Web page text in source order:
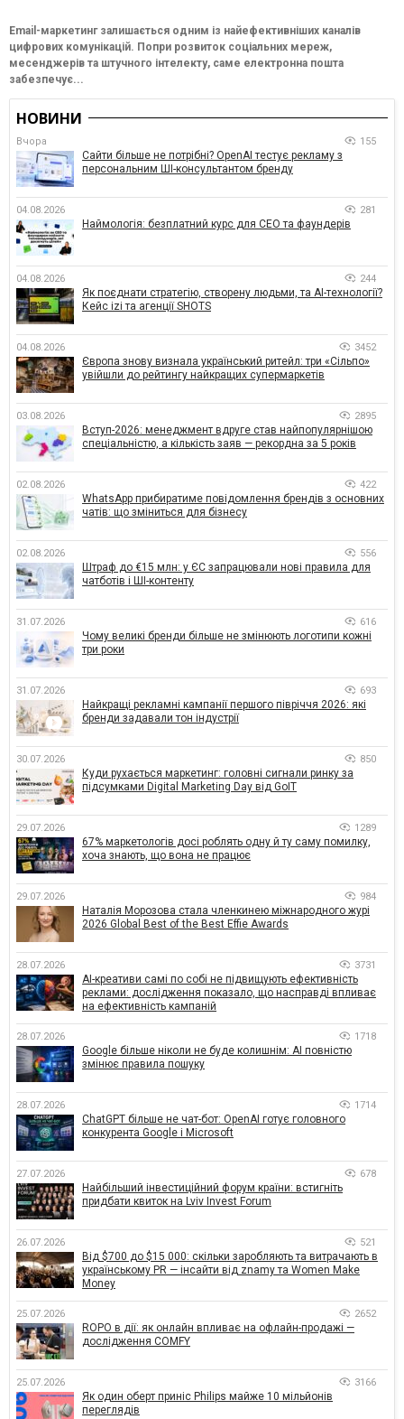
Email-маркетинг залишається одним із найефективніших каналів
цифрових комунікацій. Попри розвиток соціальних мереж,
месенджерів та штучного інтелекту, саме електронна пошта
забезпечує...
НОВИНИ
Вчора 155
Сайти більше не потрібні? OpenAI тестує рекламу з
персональним ШІ-консультантом бренду
04.08.2026 281
Наймологія: безплатний курс для CEO та фаундерів
04.08.2026 244
Як поєднати стратегію, створену людьми, та AI-технології?
Кейс izi та агенції SHOTS
04.08.2026 3452
Європа знову визнала український ритейл: три «Сільпо»
увійшли до рейтингу найкращих супермаркетів
03.08.2026 2895
Вступ-2026: менеджмент вдруге став найпопулярнішою
спеціальністю, а кількість заяв — рекордна за 5 років
02.08.2026 422
WhatsApp прибиратиме повідомлення брендів з основних
чатів: що зміниться для бізнесу
02.08.2026 556
Штраф до €15 млн: у ЄС запрацювали нові правила для
чатботів і ШІ-контенту
31.07.2026 616
Чому великі бренди більше не змінюють логотипи кожні
три роки
31.07.2026 693
Найкращі рекламні кампанії першого півріччя 2026: які
бренди задавали тон індустрії
30.07.2026 850
Куди рухається маркетинг: головні сигнали ринку за
підсумками Digital Marketing Day від GoIT
29.07.2026 1289
67% маркетологів досі роблять одну й ту саму помилку,
хоча знають, що вона не працює
29.07.2026 984
Наталія Морозова стала членкинею міжнародного журі
2026 Global Best of the Best Effie Awards
28.07.2026 3731
AI-креативи самі по собі не підвищують ефективність
реклами: дослідження показало, що насправді впливає
на ефективність кампаній
28.07.2026 1718
Google більше ніколи не буде колишнім: AI повністю
змінює правила пошуку
28.07.2026 1714
ChatGPT більше не чат-бот: OpenAI готує головного
конкурента Google і Microsoft
27.07.2026 678
Найбільший інвестиційний форум країни: встигніть
придбати квиток на Lviv Invest Forum
26.07.2026 521
Від $700 до $15 000: скільки заробляють та витрачають в
українському PR — інсайти від znamy та Women Make
Money
25.07.2026 2652
ROPO в дії: як онлайн впливає на офлайн-продажі —
дослідження COMFY
25.07.2026 3166
Як один оберт приніс Philips майже 10 мільйонів
переглядів